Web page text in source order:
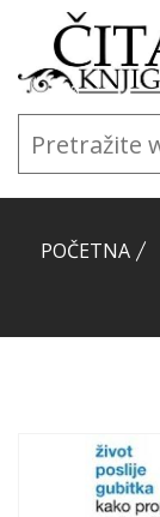
POČETNA